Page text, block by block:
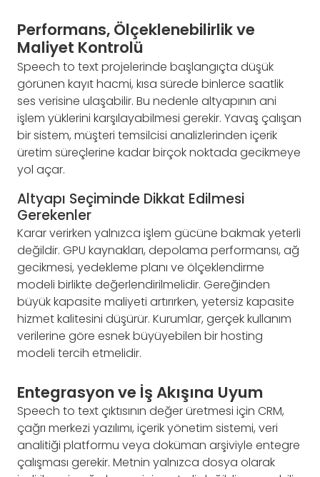
Performans, Ölçeklenebilirlik ve
Maliyet Kontrolü
Speech to text projelerinde başlangıçta düşük
görünen kayıt hacmi, kısa sürede binlerce saatlik
ses verisine ulaşabilir. Bu nedenle altyapının ani
işlem yüklerini karşılayabilmesi gerekir. Yavaş çalışan
bir sistem, müşteri temsilcisi analizlerinden içerik
üretim süreçlerine kadar birçok noktada gecikmeye
yol açar.
Altyapı Seçiminde Dikkat Edilmesi
Gerekenler
Karar verirken yalnızca işlem gücüne bakmak yeterli
değildir. GPU kaynakları, depolama performansı, ağ
gecikmesi, yedekleme planı ve ölçeklendirme
modeli birlikte değerlendirilmelidir. Gereğinden
büyük kapasite maliyeti artırırken, yetersiz kapasite
hizmet kalitesini düşürür. Kurumlar, gerçek kullanım
verilerine göre esnek büyüyebilen bir hosting
modeli tercih etmelidir.
Entegrasyon ve İş Akışına Uyum
Speech to text çıktısının değer üretmesi için CRM,
çağrı merkezi yazılımı, içerik yönetim sistemi, veri
analitiği platformu veya doküman arşiviyle entegre
çalışması gerekir. Metnin yalnızca dosya olarak